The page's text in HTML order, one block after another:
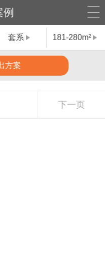
套系 181-280m²
方案
下一页